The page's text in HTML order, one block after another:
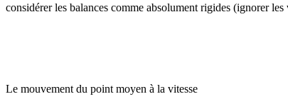
considérer les balances comme absolument rigides (ignorer
Le mouvement du point moyen à la vitesse